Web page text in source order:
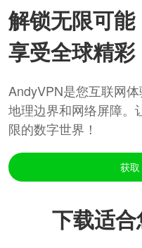
解锁无限可能
享受全球精彩
AndyVPN是您互联网
地理边界和网络屏障。
限的数字世界！
获
下载适